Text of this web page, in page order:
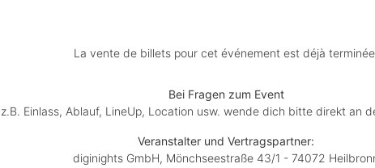
La vente de billets pour cet événement est déjà
Bei Fragen zum Event
z.B. Einlass, Ablauf, LineUp, Location usw. wende dich bitte direkt an
Veranstalter und Vertragspartner:
diginights GmbH, Mönchseestraße 43/1 - 74072